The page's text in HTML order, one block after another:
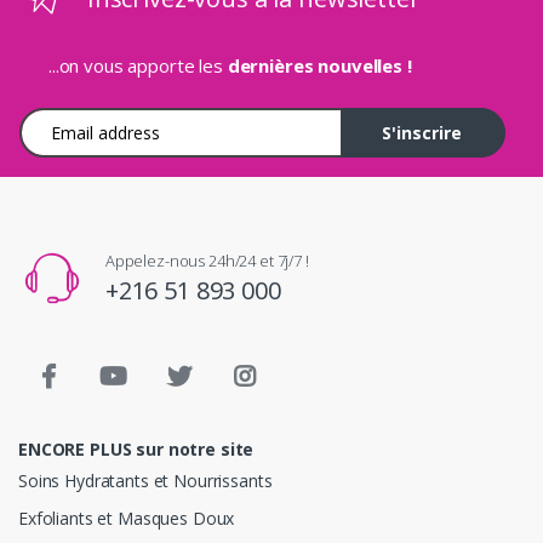
...on vous apporte les dernières nouvelles !
Adresse e-mail
S'inscrire
Appelez-nous 24h/24 et 7j/7 !
+216 51 893 000
ENCORE PLUS sur notre site
Soins Hydratants et Nourrissants
Exfoliants et Masques Doux